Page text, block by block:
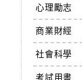
心理勵志
商業財經
社會科學
考試用書